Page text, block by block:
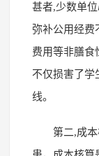
甚者,少数单
弥补公用经费
费用等非膳食
不仅损害了学
线。
第二,成